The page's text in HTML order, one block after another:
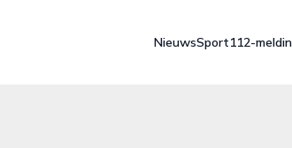
NieuwsSport112-